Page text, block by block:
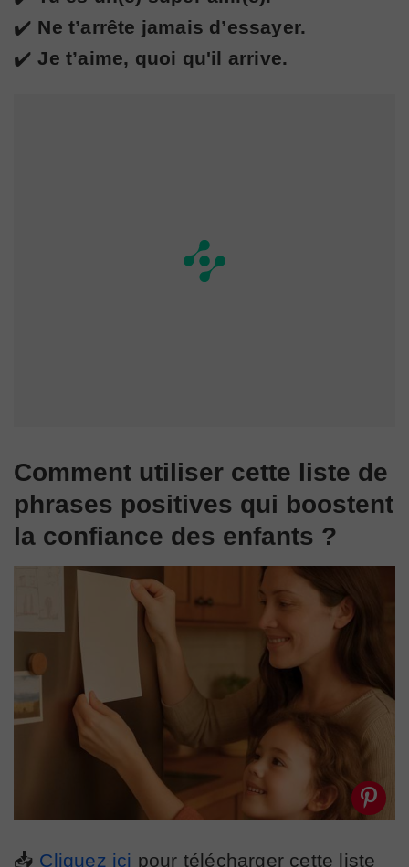
✔️ Ne t’arrête jamais d’essayer.
✔️Je t’aime, quoi qu'il arrive.
Comment utiliser cette liste de
phrases positives qui boostent
la confiance des enfants ?
📥 Cliquez ici pour télécharger cette liste